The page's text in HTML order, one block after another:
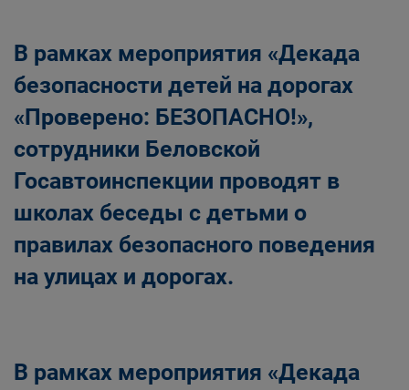
В рамках мероприятия «Декада
безопасности детей на дорогах
«Проверено: БЕЗОПАСНО!»,
сотрудники Беловской
Госавтоинспекции проводят в
школах беседы с детьми о
правилах безопасного поведения
на улицах и дорогах.
В рамках мероприятия «Декада